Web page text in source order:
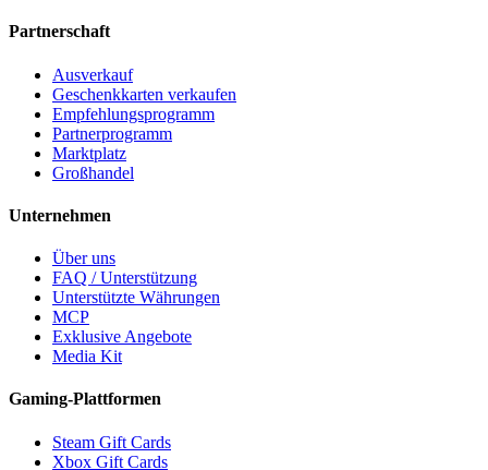
Partnerschaft
Ausverkauf
Geschenkkarten verkaufen
Empfehlungsprogramm
Partnerprogramm
Marktplatz
Großhandel
Unternehmen
Über uns
FAQ / Unterstützung
Unterstützte Währungen
MCP
Exklusive Angebote
Media Kit
Gaming-Plattformen
Steam Gift Cards
Xbox Gift Cards